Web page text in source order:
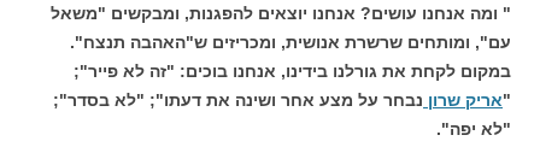
" ומה אנחנו עושים? אנחנו יוצאים להפגנות, ומבקשים "משאל
עם", ומותחים שרשרת אנושית, ומכריזים ש"האהבה תנצח".
במקום לקחת את גורלנו בידינו, אנחנו בוכים: "זה לא פייר";
"אריק שרון נבחר על מצע אחר ושינה את דעתו"; "לא בסדר";
"לא יפה".